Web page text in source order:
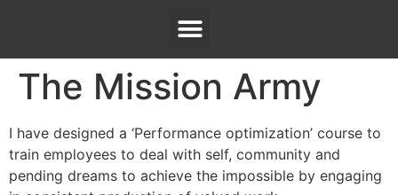
The Mission Army
I have designed a ‘Performance optimization’ course to
train employees to deal with self, community and
pending dreams to achieve the impossible by engaging